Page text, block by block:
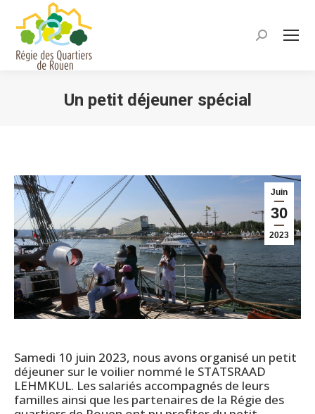
Recherche
Un petit déjeuner spécial
Juin
30
2023
Samedi 10 juin 2023, nous avons organisé un petit
déjeuner sur le voilier nommé le STATSRAAD
LEHMKUL. Les salariés accompagnés de leurs
familles ainsi que les partenaires de la Régie des